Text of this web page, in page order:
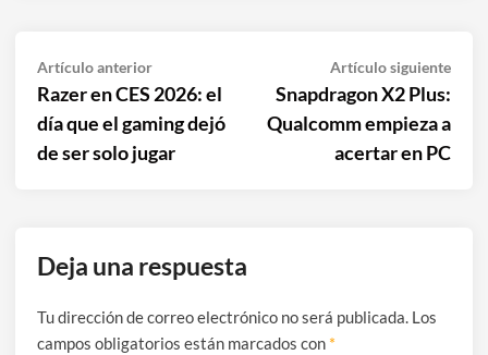
Navegación
de
entradas
Artículo anteriorArtículo
anterior:
Razer en CES 2026: el
día que el gaming dejó
de ser solo jugar
Artículo siguiente
Snapdragon X2 Plus:
Qualcomm empieza a
acertar en PC
Deja una respuesta
Tu dirección de correo electrónico no será publicada. Los
campos obligatorios están marcados con *